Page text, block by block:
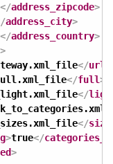
</address_zipcode>
address_city>
</address_country>
>
</url
</full>
</
</
>true</
>